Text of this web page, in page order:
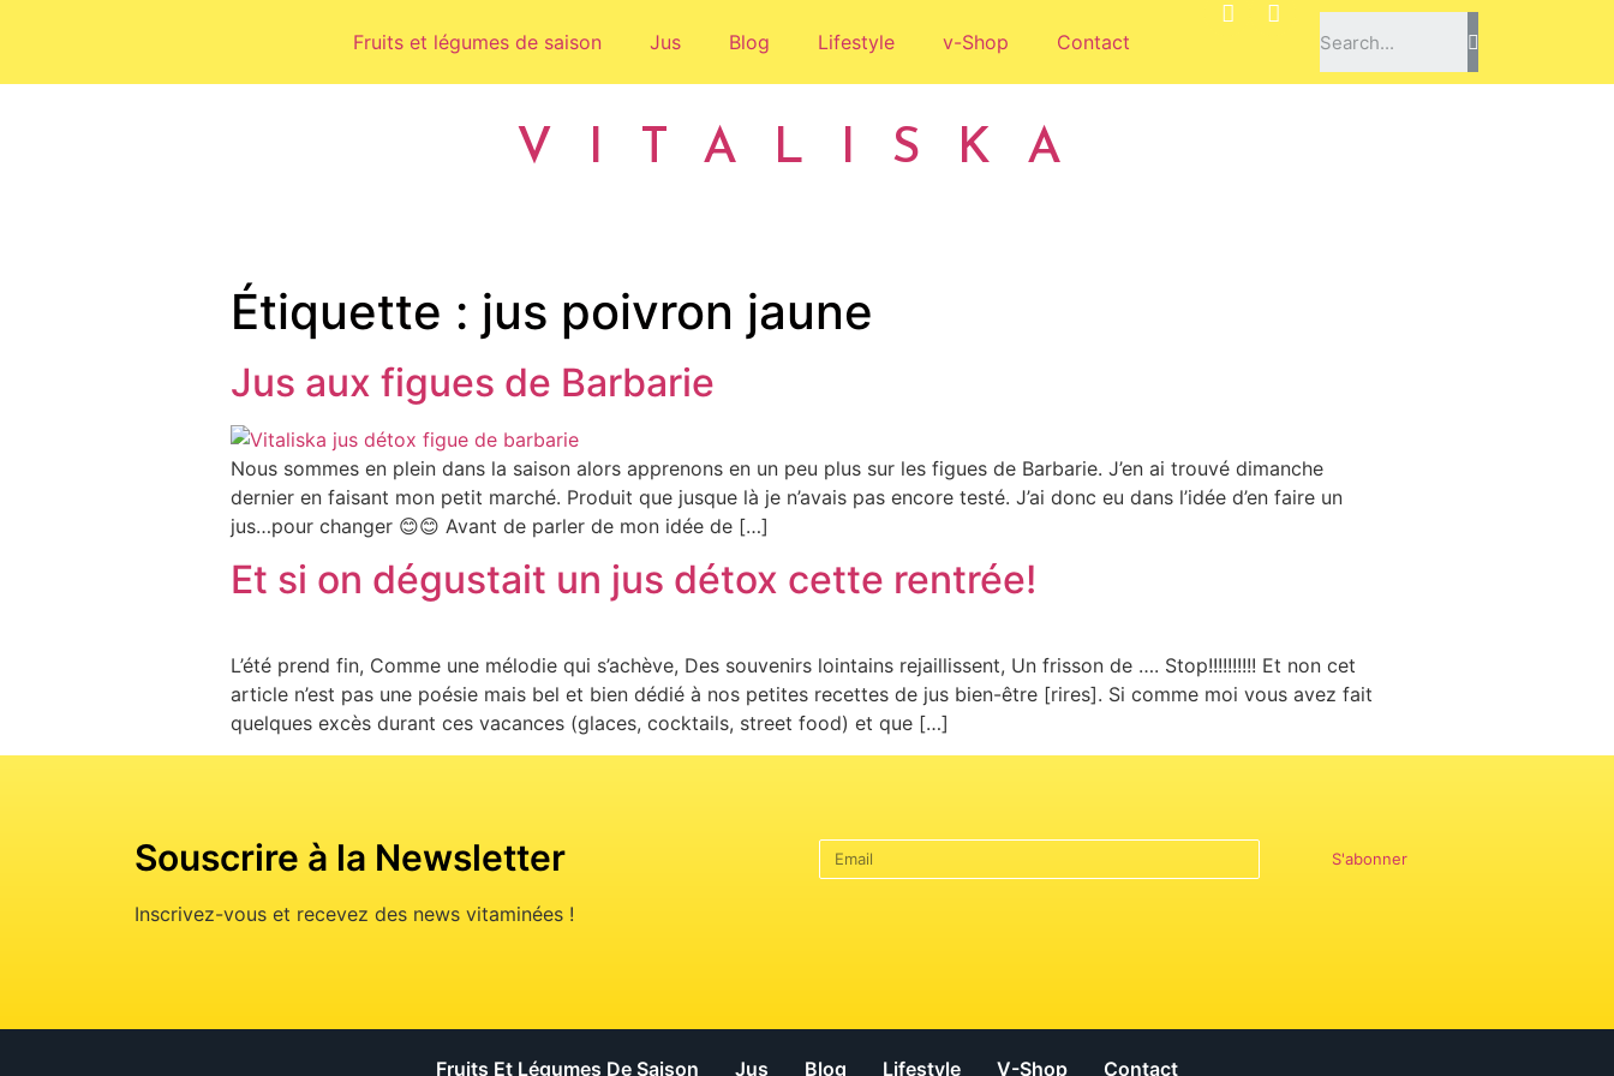
Fruits et légumes de saison Jus Blog Lifestyle v-Shop Contact
VITALISKA
Étiquette : jus poivron jaune
Jus aux figues de Barbarie
Nous sommes en plein dans la saison alors apprenons en un peu plus sur les figues de Barbarie. J’en ai trouvé dimanche
dernier en faisant mon petit marché. Produit que jusque là je n’avais pas encore testé. J’ai donc eu dans l’idée d’en faire un
jus…pour changer 😊😊 Avant de parler de mon idée de […]
Et si on dégustait un jus détox cette rentrée!
L’été prend fin, Comme une mélodie qui s’achève, Des souvenirs lointains rejaillissent, Un frisson de …. Stop!!!!!!!!!! Et non cet
article n’est pas une poésie mais bel et bien dédié à nos petites recettes de jus bien-être [rires]. Si comme moi vous avez fait
quelques excès durant ces vacances (glaces, cocktails, street food) et que […]
Souscrire à la Newsletter
Inscrivez-vous et recevez des news vitaminées !
S'abonner
Fruits Et Légumes De Saison Jus Blog Lifestyle V-Shop Contact